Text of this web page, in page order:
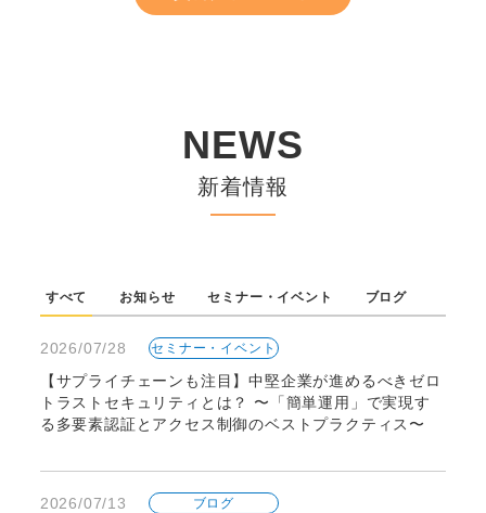
NEWS
新着情報
すべて お知らせ セミナー・イベント ブログ
2026/07/28 セミナー・イベント
【サプライチェーンも注目】中堅企業が進めるべきゼロ
トラストセキュリティとは？ 〜「簡単運用」で実現す
る多要素認証とアクセス制御のベストプラクティス〜
2026/07/13 ブログ